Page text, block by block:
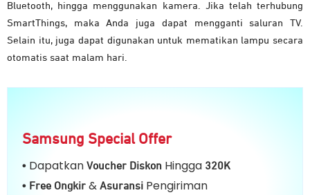
Bluetooth, hingga menggunakan kamera. Jika telah terhubung
SmartThings, maka Anda juga dapat mengganti saluran TV.
Selain itu, juga dapat digunakan untuk mematikan lampu secara
otomatis saat malam hari.
Samsung Special Offer
• Dapatkan Voucher Diskon Hingga 320K
• Free Ongkir & Asuransi Pengiriman